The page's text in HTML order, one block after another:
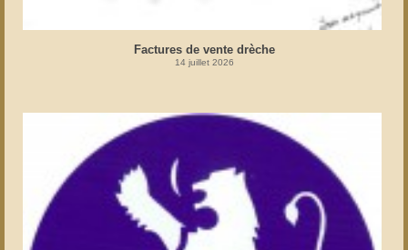
Factures de vente drèche
14 juillet 2026